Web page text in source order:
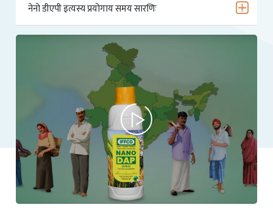
नेनो डीएपी इत्यस्य प्रयोगाय समय सारणिः